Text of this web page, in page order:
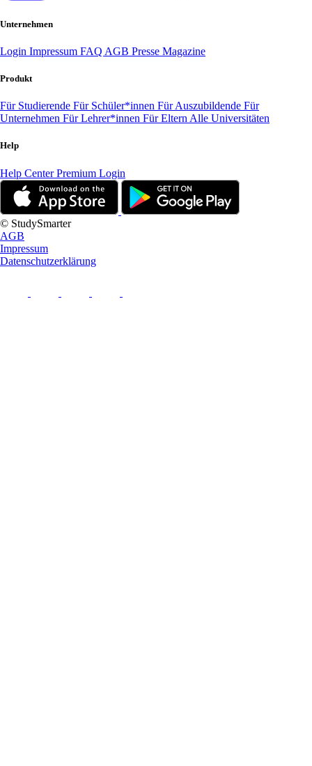
Unternehmen
Login Impressum FAQ AGB Presse Magazine
Produkt
Für Studierende Für Schüler*innen Für Auszubildende Für
Unternehmen Für Lehrer*innen Für Eltern Alle Universitäten
Help
Help CenterPremium Login
© StudySmarter
AGB
Impressum
Datenschutzerklärung